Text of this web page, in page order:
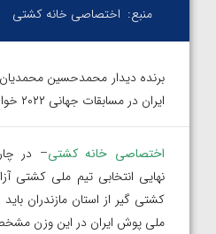
منبع: اختصاصی خانه کشتی
برنده دیدار محمدحسین
ایران در مسابقات جهانی ۲۰۲۲ خواهد بود.
اختصاصی خانه کشتی– در
کشتی گیر از استان مازندران باید
ملی پوش ایران در این وزن